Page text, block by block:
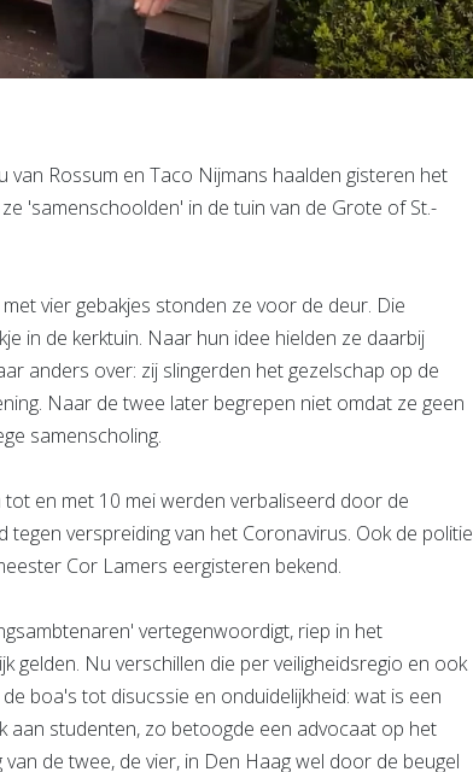
van Rossum en Taco Nijmans haalden gisteren het
'samenschoolden' in de tuin van de Grote of St.-
vier gebakjes stonden ze voor de deur. Die
in de kerktuin. Naar hun idee hielden ze daarbij
anders over: zij slingerden het gezelschap op de
Naar de twee later begrepen niet omdat ze geen
samenscholing.
en met 10 mei werden verbaliseerd door de
verspreiding van het Coronavirus. Ook de politie
Cor Lamers eergisteren bekend.
vertegenwoordigt, riep in het
gelden. Nu verschillen die per veiligheidsregio en ook
boa's tot disucssie en onduidelijkheid: wat is een
aan studenten, zo betoogde een advocaat op het
de twee, de vier, in Den Haag wel door de beugel